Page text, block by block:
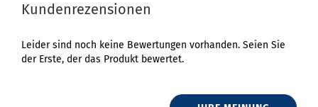
Kundenrezensionen
Leider sind noch keine Bewertungen vorhanden. Seien Sie
der Erste, der das Produkt bewertet.